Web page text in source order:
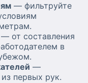
— фильтруйте
— от составления
в
—
первых рук.